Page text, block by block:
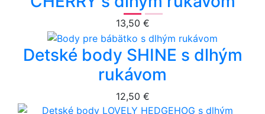
13,50 €
Detské body SHINE s dlhým
rukávom
12,50 €